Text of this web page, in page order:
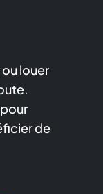
louer
de